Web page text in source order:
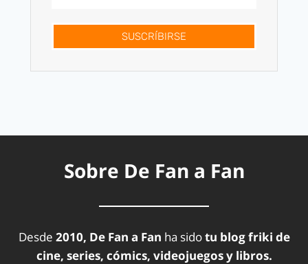
SUSCRÍBIRSE
Sobre De Fan a Fan
Desde 2010, De Fan a Fan ha sidotu blog friki de
cine, series, cómics, videojuegos y libros.